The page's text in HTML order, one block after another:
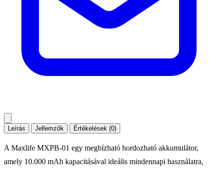
Leírás Jellemzők Értékelések (0)
A Maxlife MXPB-01 egy megbízható hordozható akkumulátor,
amely 10.000 mAh kapacitásával ideális mindennapi használatra,